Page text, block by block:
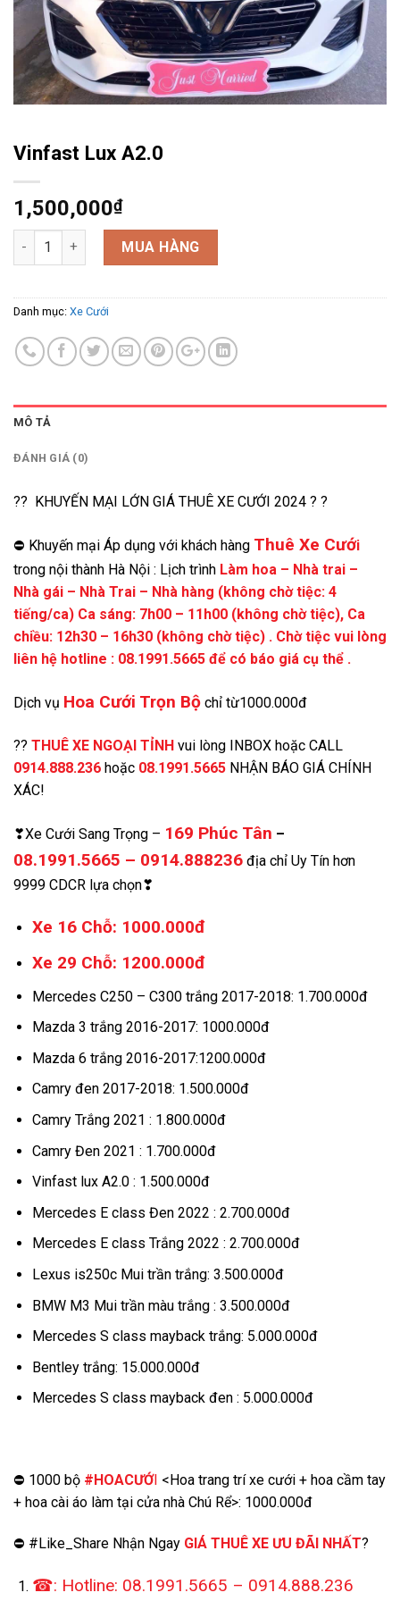
Vinfast Lux A2.0
1,500,000₫
Vinfast Lux A2.0 số lượng
MUA HÀNG
Danh mục: Xe Cưới
MÔ TẢ
ĐÁNH GIÁ (0)
?? KHUYẾN MẠI LỚN GIÁ THUÊ XE CƯỚI 2024 ? ?
⛔️ Khuyến mại Áp dụng với khách hàng Thuê Xe Cưới
trong nội thành Hà Nội : Lịch trình Làm hoa – Nhà trai –
Nhà gái – Nhà Trai – Nhà hàng (không chờ tiệc: 4
tiếng/ca) Ca sáng: 7h00 – 11h00 (không chờ tiệc), Ca
chiều: 12h30 – 16h30 (không chờ tiệc) . Chờ tiệc vui lòng
liên hệ hotline : 08.1991.5665 để có báo giá cụ thể .
Dịch vụ Hoa Cưới Trọn Bộ chỉ từ1000.000đ
?? THUÊ XE NGOẠI TỈNH vui lòng INBOX hoặc CALL
0914.888.236 hoặc 08.1991.5665 NHẬN BÁO GIÁ CHÍNH
XÁC!
❣Xe Cưới Sang Trọng – 169 Phúc Tân –
08.1991.5665 – 0914.888236 địa chỉ Uy Tín hơn
9999 CDCR lựa chọn❣
Xe 16 Chỗ: 1000.000đ
Xe 29 Chỗ: 1200.000đ
Mercedes C250 – C300 trắng 2017-2018: 1.700.000đ
Mazda 3 trắng 2016-2017: 1000.000đ
Mazda 6 trắng 2016-2017:1200.000đ
Camry đen 2017-2018: 1.500.000đ
Camry Trắng 2021 : 1.800.000đ
Camry Đen 2021 : 1.700.000đ
Vinfast lux A2.0 : 1.500.000đ
Mercedes E class Đen 2022 : 2.700.000đ
Mercedes E class Trắng 2022 : 2.700.000đ
Lexus is250c Mui trần trắng: 3.500.000đ
BMW M3 Mui trần màu trắng : 3.500.000đ
Mercedes S class mayback trắng: 5.000.000đ
Bentley trắng: 15.000.000đ
Mercedes S class mayback đen : 5.000.000đ
⛔ 1000 bộ #HOACƯỚI <Hoa trang trí xe cưới + hoa cầm tay
+ hoa cài áo làm tại cửa nhà Chú Rể>: 1000.000đ
⛔ #Like_Share Nhận Ngay GIÁ THUÊ XE ƯU ĐÃI NHẤT?
☎: Hotline: 08.1991.5665 – 0914.888.236